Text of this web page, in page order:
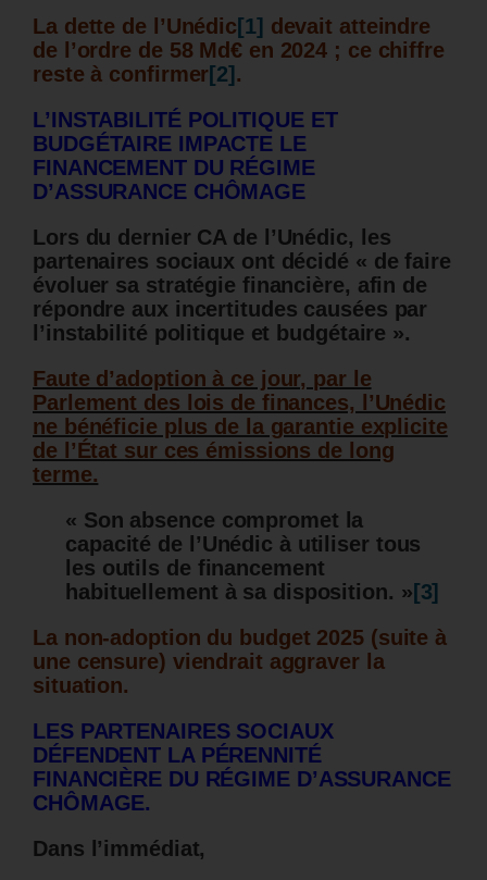
La dette de l’Unédic [1] devait atteindre
de l’ordre de 58 Md€ en 2024 ; ce chiffre
reste à confirmer[2] .
L’INSTABILITÉ POLITIQUE ET
BUDGÉTAIRE IMPACTE LE
FINANCEMENT DU RÉGIME
D’ASSURANCE CHÔMAGE
Lors du dernier CA de l’Unédic, les
partenaires sociaux ont décidé « de faire
évoluer sa stratégie financière, afin de
répondre aux incertitudes causées par
l’instabilité politique et budgétaire ».
Faute d’adoption à ce jour, par le
Parlement des lois de finances, l’Unédic
ne bénéficie plus de la garantie explicite
de l’État sur ces émissions de long
terme.
« Son absence compromet la
capacité de l’Unédic à utiliser tous
les outils de financement
habituellement à sa disposition. » [3]
La non-adoption du budget 2025 (suite à
une censure) viendrait aggraver la
situation.
LES PARTENAIRES SOCIAUX
DÉFENDENT LA PÉRENNITÉ
FINANCIÈRE DU RÉGIME D’ASSURANCE
CHÔMAGE.
Dans l’immédiat,